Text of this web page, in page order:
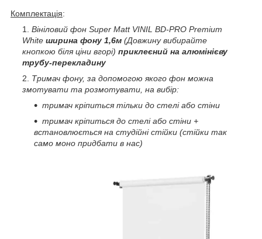
Комплектація:
Вініловий фон Super Matt VINIL BD-PRO Premium
White ширина фону 1,6м (Довжину вибирайте
кнопкою біля ціни вгорі) приклеєний на алюмінієву
трубу-перекладину
Тримач фону, за допомогою якого фон можна
змотувати та розмотувати, на вибір:
тримач кріпиться тільки до стелі або стіни
тримач кріпиться до стелі або стіни +
встановлюється на студійні стійки (стійки так
само моно придбати в нас)